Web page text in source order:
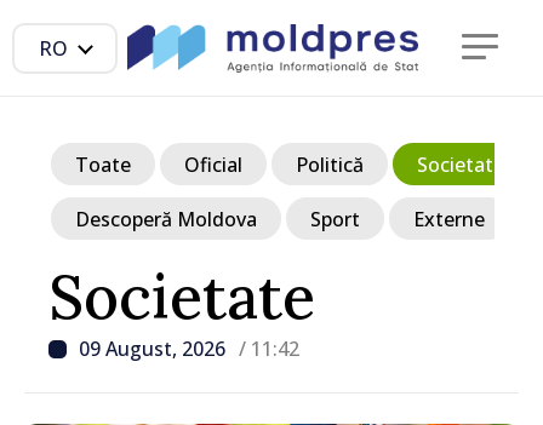
RO
Societate
09 August, 2026 / 11:42
Toate Oficial Politică Societate
Descoperă Moldova Sport Externe